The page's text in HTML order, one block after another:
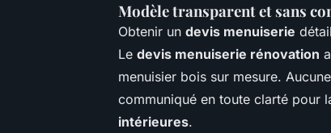
Modèle transparent et sans
Obtenir un devis menuiserie
Le devis menuiserie rénovation
menuisier bois sur mesure.
communiqué en toute clarté pour
intérieures.